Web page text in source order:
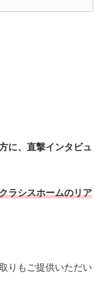
に、直撃インタビュ
ラシスホームのリア
りもご提供いただい